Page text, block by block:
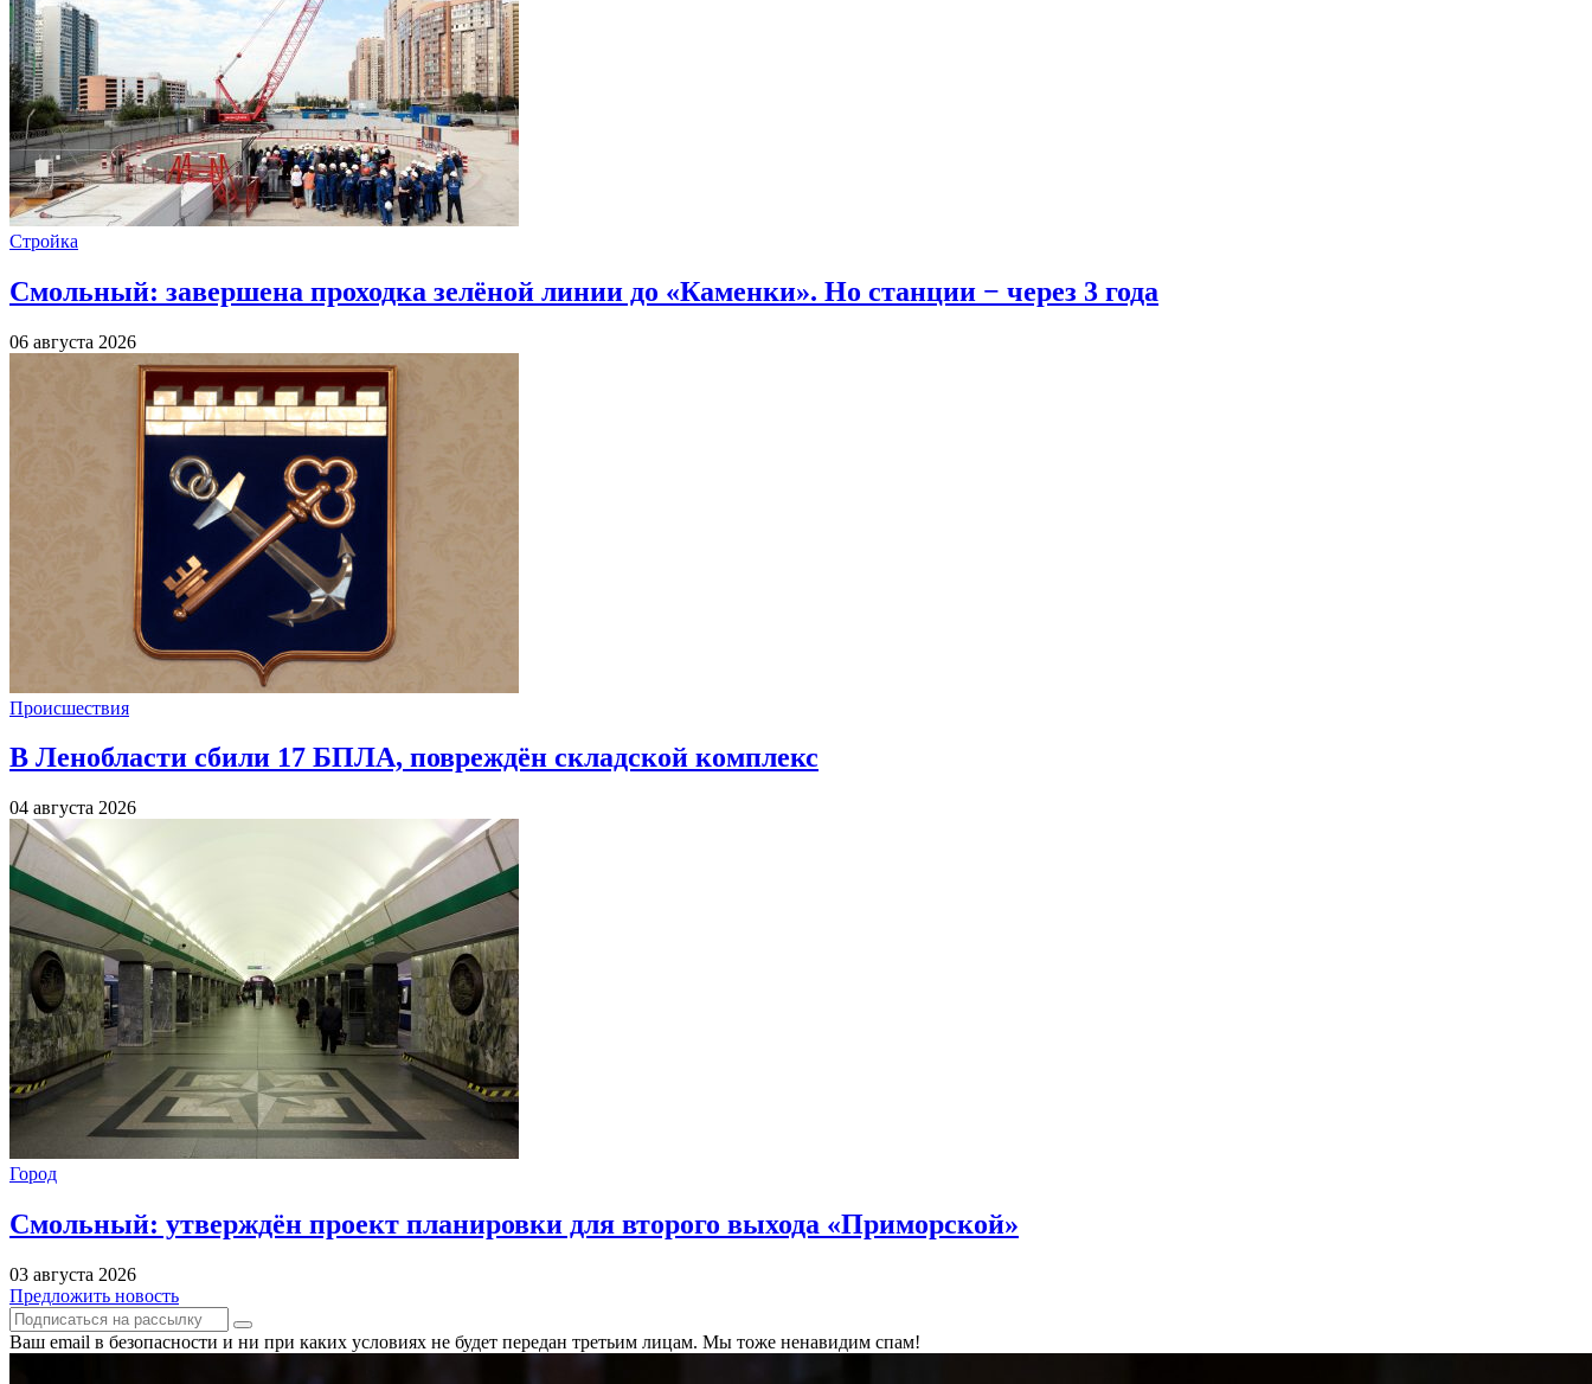
Стройка
Смольный: завершена проходка зелёной линии до «Каменки». Но станции − через 3 года
06 августа 2026
Происшествия
В Ленобласти сбили 17 БПЛА, повреждён складской комплекс
04 августа 2026
Город
Смольный: утверждён проект планировки для второго выхода «Приморской»
03 августа 2026
Предложить новость
Ваш email в безопасности и ни при каких условиях не будет передан третьим лицам. Мы тоже ненавидим спам!